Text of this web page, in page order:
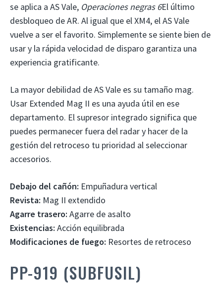
se aplica a AS Vale, Operaciones negras 6El último
desbloqueo de AR. Al igual que el XM4, el AS Vale
vuelve a ser el favorito. Simplemente se siente bien de
usar y la rápida velocidad de disparo garantiza una
experiencia gratificante.
La mayor debilidad de AS Vale es su tamaño mag.
Usar Extended Mag II es una ayuda útil en ese
departamento. El supresor integrado significa que
puedes permanecer fuera del radar y hacer de la
gestión del retroceso tu prioridad al seleccionar
accesorios.
Debajo del cañón: Empuñadura vertical
Revista: Mag II extendido
Agarre trasero: Agarre de asalto
Existencias: Acción equilibrada
Modificaciones de fuego: Resortes de retroceso
PP-919 (SUBFUSIL)